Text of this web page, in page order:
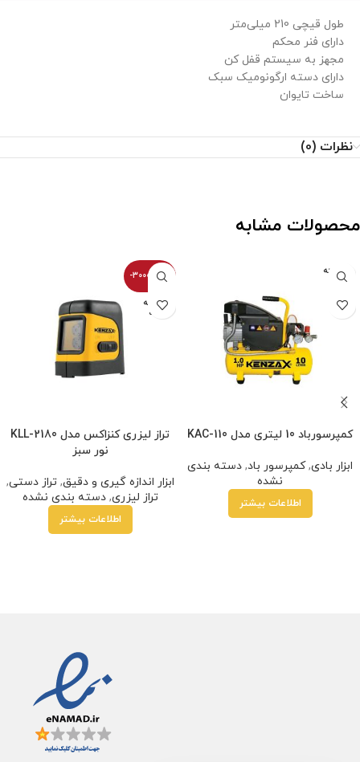
طول قیچی 210 میلی‌متر
دارای فنر محکم
مجهز به سیستم قفل کن
دارای دسته ارگونومیک سبک
ساخت تایوان
نظرات (0)
محصولات مشابه
فروخته
شده
کمپرسورباد 10 لیتری مدل KAC-110
ابزار بادی,کمپرسور باد, دسته بندی
نشده
اطلاعات بیشتر
-30000100%
فروخته
شده
تراز لیزری کنزاکس مدل KLL-2180
نور سبز
ابزار اندازه گیری و دقیق,تراز دستی,
تراز لیزری,دسته بندی نشده
اطلاعات بیشتر